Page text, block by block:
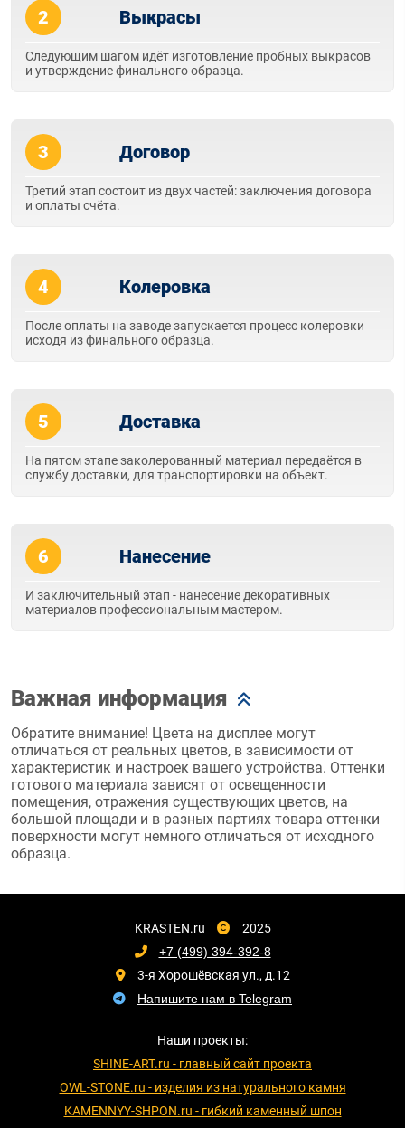
2 Выкрасы
Следующим шагом идёт изготовление пробных выкрасов
и утверждение финального образца.
3 Договор
Третий этап состоит из двух частей: заключения договора
и оплаты счёта.
4 Колеровка
После оплаты на заводе запускается процесс колеровки
исходя из финального образца.
5 Доставка
На пятом этапе заколерованный материал передаётся в
службу доставки, для транспортировки на объект.
6 Нанесение
И заключительный этап - нанесение декоративных
материалов профессиональным мастером.
Важная информация
Обратите внимание! Цвета на дисплее могут
отличаться от реальных цветов, в зависимости от
характеристик и настроек вашего устройства. Оттенки
готового материала зависят от освещенности
помещения, отражения существующих цветов, на
большой площади и в разных партиях товара оттенки
поверхности могут немного отличаться от исходного
образца.
KRASTEN.ru
2025
+7 (499) 394-392-8
3-я Хорошёвская ул., д.12
Напишите нам в Telegram
Наши проекты:
SHINE-ART.ru - главный сайт проекта
OWL-STONE.ru - изделия из натурального камня
KAMENNYY-SHPON.ru - гибкий каменный шпон